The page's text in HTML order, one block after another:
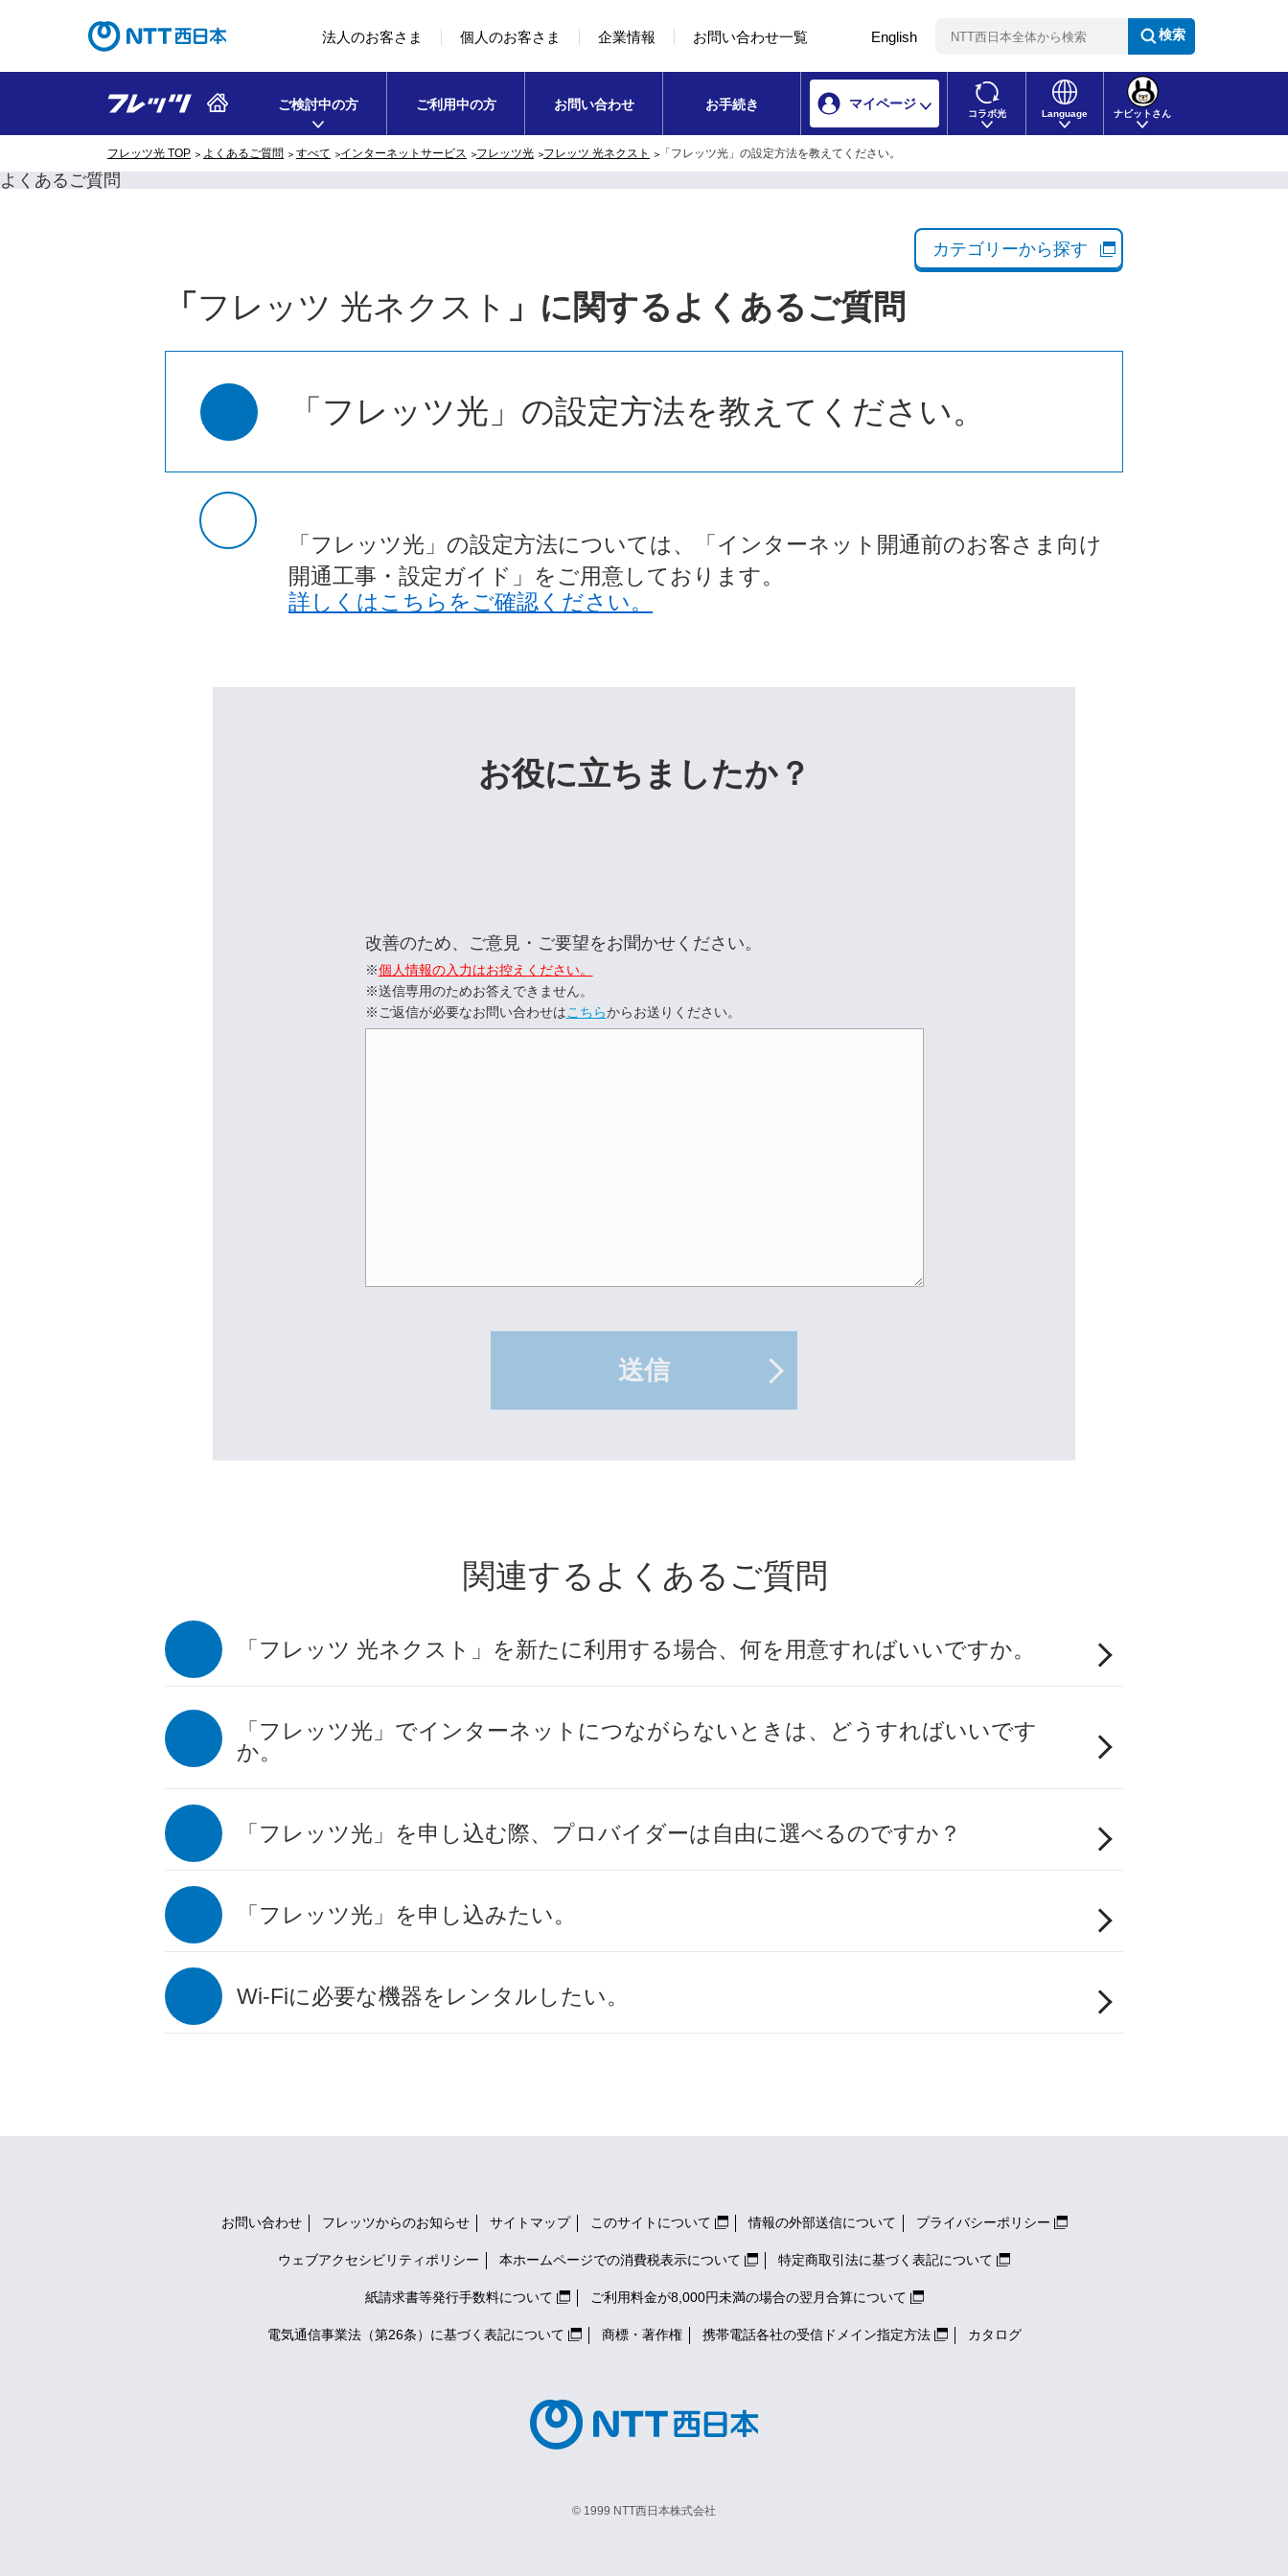
コンテンツのリンクナビゲーションへ移動
法人のお客さま 個人のお客さま 企業情報 お問い合わせ一覧 English 検索
ご検討中の方 ご利用中の方 お問い合わせ お手続き マイページ
コラボ光 Language ナビットさん
フレッツ光 TOP よくあるご質問 すべて インターネットサービス フレッツ光 フレッツ 光ネクスト 「フレッツ光」の設定方法を教えてください。
よくあるご質問
カテゴリーから探す
「 フレッツ 光ネクスト 」に関するよくあるご質問
「フレッツ光」の設定方法を教えてください。
「フレッツ光」の設定方法については、「インターネット開通前のお客さま向け
開通工事・設定ガイド」をご用意しております。
詳しくはこちらをご確認ください。
お役に立ちましたか？
改善のため、ご意見・ご要望をお聞かせください。
※個人情報の入力はお控えください。
※送信専用のためお答えできません。
※ご返信が必要なお問い合わせはこちらからお送りください。
送信
関連するよくあるご質問
「フレッツ 光ネクスト」を新たに利用する場合、何を用意すればいいですか。
「フレッツ光」でインターネットにつながらないときは、どうすればいいです
か。
「フレッツ光」を申し込む際、プロバイダーは自由に選べるのですか？
「フレッツ光」を申し込みたい。
Wi-Fiに必要な機器をレンタルしたい。
お問い合わせ フレッツからのお知らせ サイトマップ このサイトについて 情報の外部送信について プライバシーポリシー
ウェブアクセシビリティポリシー 本ホームページでの消費税表示について 特定商取引法に基づく表記について
紙請求書等発行手数料について ご利用料金が8,000円未満の場合の翌月合算について
電気通信事業法（第26条）に基づく表記について 商標・著作権 携帯電話各社の受信ドメイン指定方法 カタログ
© 1999 NTT西日本株式会社